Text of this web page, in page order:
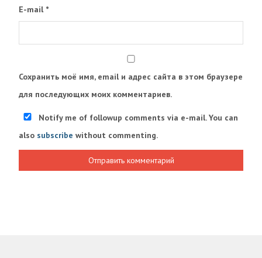
E-mail *
Сохранить моё имя, email и адрес сайта в этом браузере
для последующих моих комментариев.
Notify me of followup comments via e-mail. You can
also subscribe without commenting.